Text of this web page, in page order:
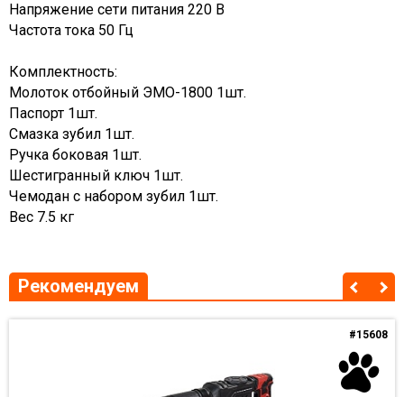
Напряжение сети питания 220 В
Частота тока 50 Гц
Комплектность:
Молоток отбойный ЭМО-1800 1шт.
Паспорт 1шт.
Смазка зубил 1шт.
Ручка боковая 1шт.
Шестигранный ключ 1шт.
Чемодан с набором зубил 1шт.
Вес 7.5 кг
Рекомендуем
#15608